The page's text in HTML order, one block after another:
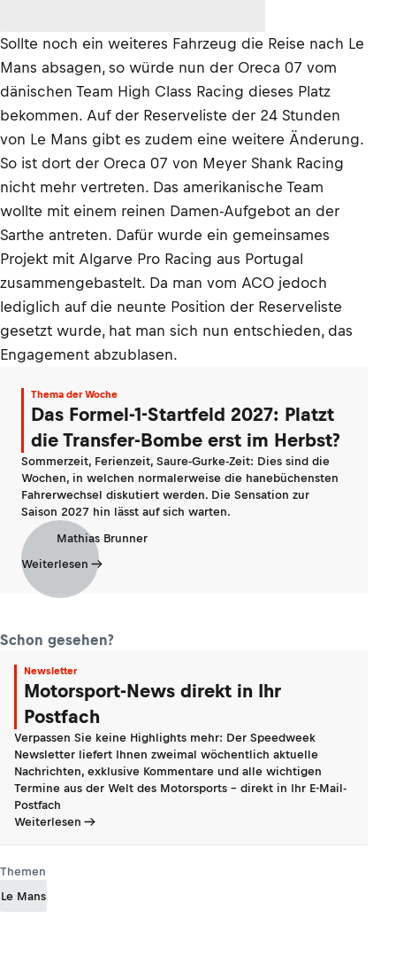
Sollte noch ein weiteres Fahrzeug die Reise nach Le
Mans absagen, so würde nun der Oreca 07 vom
dänischen Team High Class Racing dieses Platz
bekommen. Auf der Reserveliste der 24 Stunden
von Le Mans gibt es zudem eine weitere Änderung.
So ist dort der Oreca 07 von Meyer Shank Racing
nicht mehr vertreten. Das amerikanische Team
wollte mit einem reinen Damen-Aufgebot an der
Sarthe antreten. Dafür wurde ein gemeinsames
Projekt mit Algarve Pro Racing aus Portugal
zusammengebastelt. Da man vom ACO jedoch
lediglich auf die neunte Position der Reserveliste
gesetzt wurde, hat man sich nun entschieden, das
Engagement abzublasen.
Thema der Woche
Das Formel-1-Startfeld 2027: Platzt
die Transfer-Bombe erst im Herbst?
Sommerzeit, Ferienzeit, Saure-Gurke-Zeit: Dies sind die
Wochen, in welchen normalerweise die hanebüchensten
Fahrerwechsel diskutiert werden. Die Sensation zur
Saison 2027 hin lässt auf sich warten.
Mathias Brunner
Weiterlesen
Schon gesehen?
Newsletter
Motorsport-News direkt in Ihr
Postfach
Verpassen Sie keine Highlights mehr: Der Speedweek
Newsletter liefert Ihnen zweimal wöchentlich aktuelle
Nachrichten, exklusive Kommentare und alle wichtigen
Termine aus der Welt des Motorsports - direkt in Ihr E-Mail-
Postfach
Weiterlesen
Themen
Le Mans